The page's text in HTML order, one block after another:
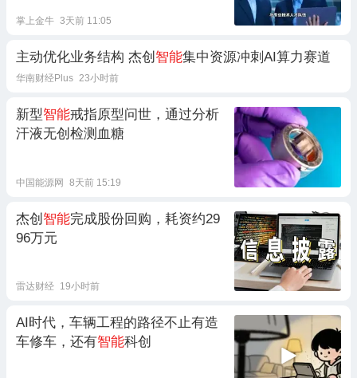
掌上金牛 3天前 11:05
主动优化业务结构 杰创 智能集中资源冲刺AI算力赛道
华南财经Plus 23小时前
新型智能戒指原型问世，通过分析
汗液无创检测血糖
中国能源网 8天前 15:19
杰创 智能完成股份回购，耗资约29
96万元
雷达财经 19小时前
AI时代，车辆工程的路径不止有造
车修车，还有智能科创